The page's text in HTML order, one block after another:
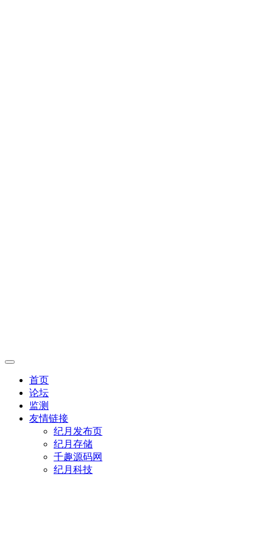
首页
论坛
监测
友情链接
纪月发布页
纪月存储
千趣源码网
纪月科技